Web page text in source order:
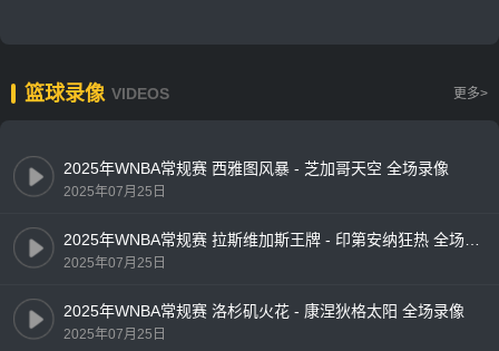
篮球录像 VIDEOS 更多>
2025年WNBA常规赛 西雅图风暴 - 芝加哥天空 全场录像
2025年07月25日
2025年07月25日
2025年WNBA常规赛 洛杉矶火花 - 康涅狄格太阳 全场录像
2025年07月25日